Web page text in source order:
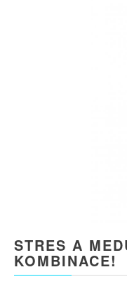
STRES A
KOMBINACE!